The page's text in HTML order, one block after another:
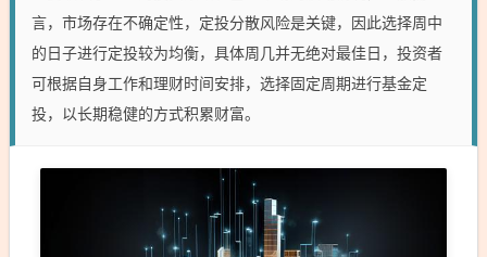
言，市场存在不确定性，定投分散风险是关键，因此选择周中
的日子进行定投较为均衡，具体周几并无绝对最佳日，投资者
可根据自身工作和理财时间安排，选择固定周期进行基金定
投，以长期稳健的方式积累财富。